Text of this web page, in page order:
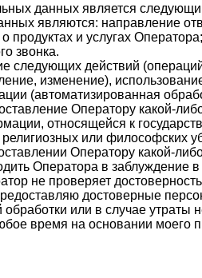
данных является
являются: направление
и услугах
звонка.
следующих действий
изменение),
(автоматизированная
Оператору какой-
относящейся к
религиозных или философских
Оператору какой-
Оператора в
не проверяет
достоверные
или в случае
время на основании моего